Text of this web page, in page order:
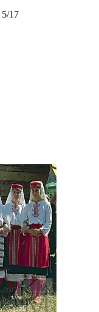
17